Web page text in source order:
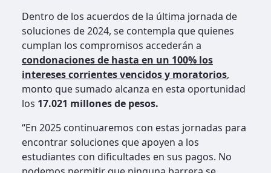
Dentro de los acuerdos de la última jornada de
soluciones de 2024, se contempla que quienes
cumplan los compromisos accederán a
condonaciones de hasta en un 100% los
intereses corrientes vencidos y moratorios,
monto que sumado alcanza en esta oportunidad
los 17.021 millones de pesos.
“En 2025 continuaremos con estas jornadas para
encontrar soluciones que apoyen a los
estudiantes con dificultades en sus pagos. No